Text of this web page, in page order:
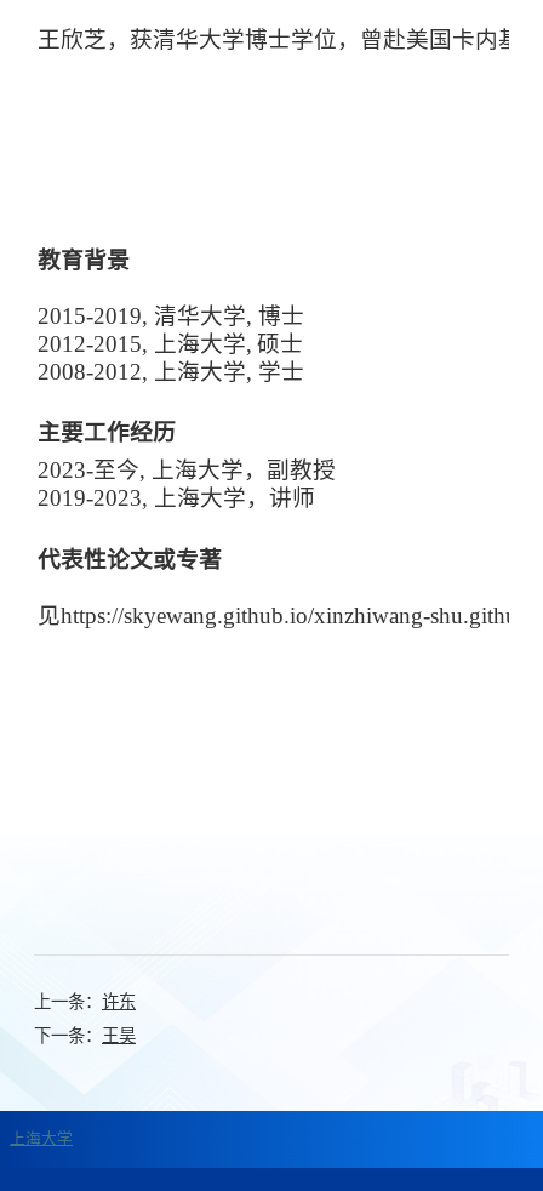
王欣芝，获清华大学博士学位，曾赴美国卡内基
教育背景
2015-2019, 清华大学, 博士
2012-2015, 上海大学, 硕士
2008-201 2, 上海大学, 学士
主要工作经历
2023-至今, 上海大学，副教授
2019-2023, 上海大学，讲师
代表性论文或专著
见https://skyewang.github.io/xinzhiwang-
上一条： 许东
下一条：
王昊
上海大学